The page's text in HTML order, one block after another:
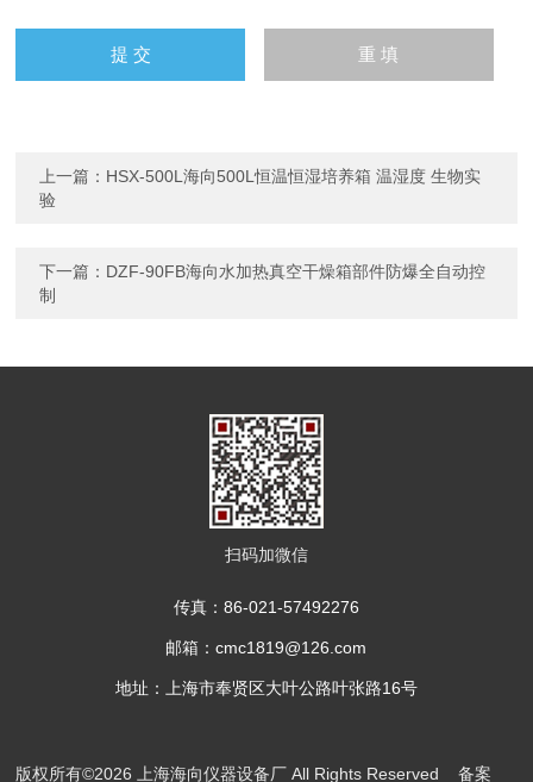
上一篇： HSX-500L海向500L恒温恒湿培养箱 温湿度 生物实
验
下一篇： DZF-90FB海向水加热真空干燥箱部件防爆全自动控
制
扫码加微信
传真：86-021-57492276
邮箱：cmc1819@126.com
地址：上海市奉贤区大叶公路叶张路16号
版权所有©2026 上海海向仪器设备厂 All Rights Reserved备案